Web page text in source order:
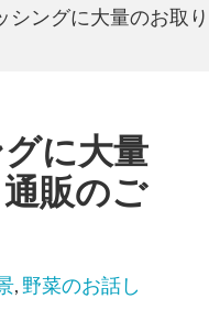
シングに大量のお取り
に大量
販のご
, 野菜のお話し